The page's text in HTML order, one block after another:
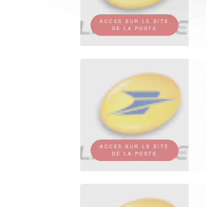
ACCES SUR LE SITE
DE LA POSTE
ACCES SUR LE SITE
DE LA POSTE